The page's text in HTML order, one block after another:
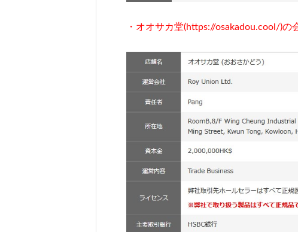
・オオサカ堂(https://osakadou.cool/)の